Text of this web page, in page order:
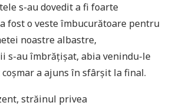
s-au dovedit a fi foarte
fost o veste îmbucurătoare pentru
noastre albastre,
s-au îmbrățișat, abia venindu-le
coșmar a ajuns în sfârșit la final.
străinul privea